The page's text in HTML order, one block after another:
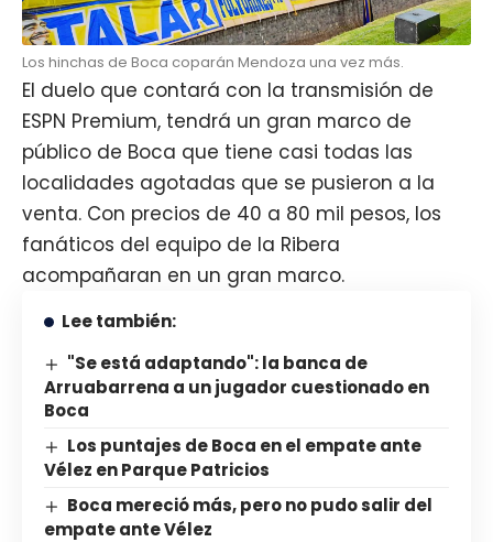
Los hinchas de Boca coparán Mendoza una vez más.
El duelo que contará con la transmisión de
ESPN Premium, tendrá un gran marco de
público de Boca que tiene casi todas las
localidades agotadas que se pusieron a la
venta. Con precios de 40 a 80 mil pesos, los
fanáticos del equipo de la Ribera
acompañaran en un gran marco.
Lee también:
"Se está adaptando": la banca de
Arruabarrena a un jugador cuestionado en
Boca
Los puntajes de Boca en el empate ante
Vélez en Parque Patricios
Boca mereció más, pero no pudo salir del
empate ante Vélez